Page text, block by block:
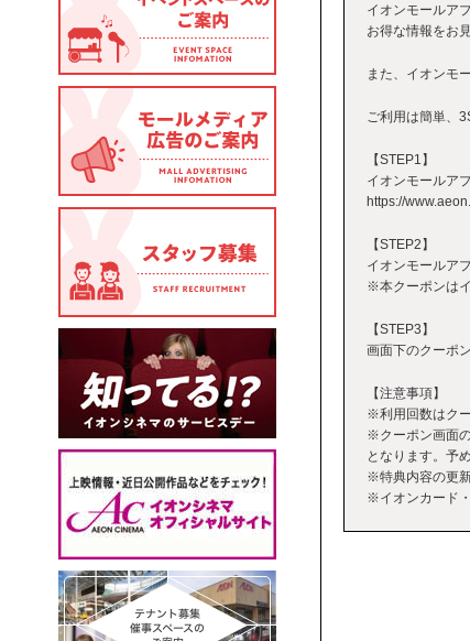
イオンモールア
お得な情報をお
また、イオンモ
ご利用は簡単、
【STEP1】
イオンモールア
https://
【STEP2】
イオンモールア
※本クーポンは
【STEP3】
画面下のクーポ
【注意事項】
※利用回数はク
※クーポン画面
となります。予
※特典内容の更
※イオンカード